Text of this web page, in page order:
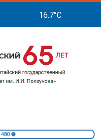
480